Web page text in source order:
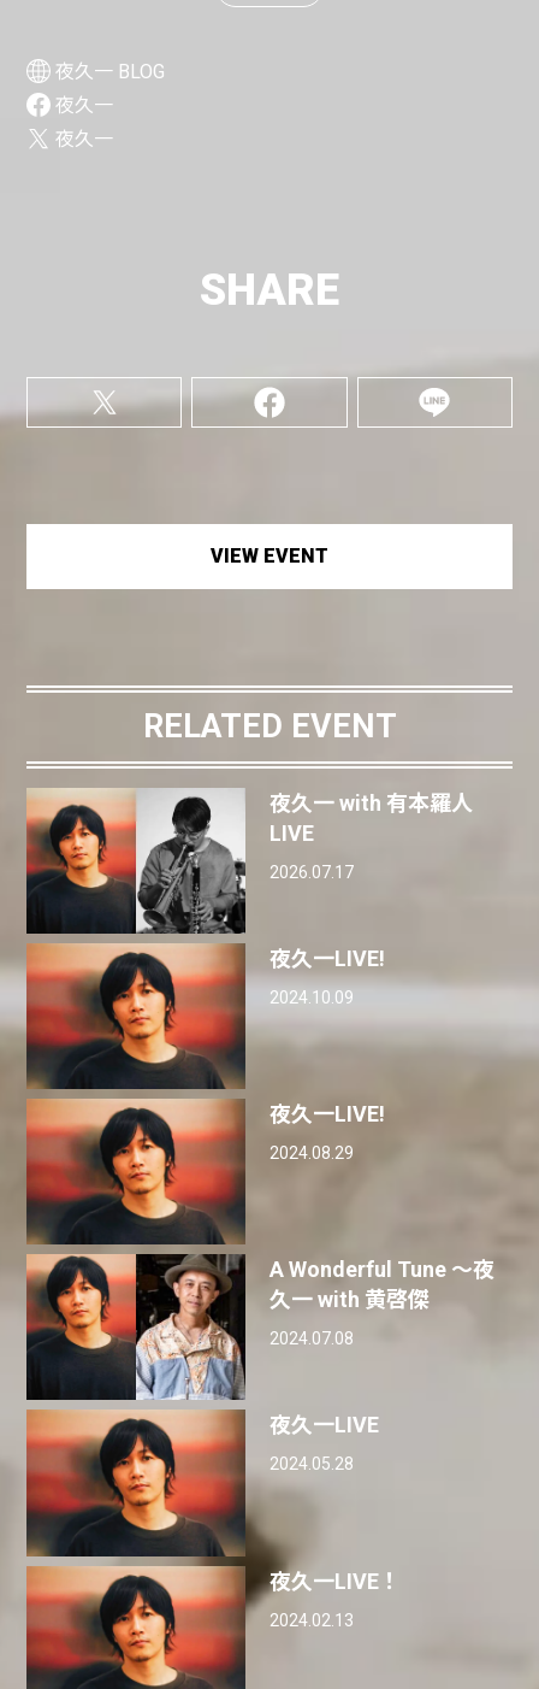
夜久一 BLOG
夜久一
夜久一
SHARE
VIEW EVENT
RELATED EVENT
夜久一 with 有本羅人
LIVE
2026.07.17
夜久一LIVE!
2024.10.09
夜久一LIVE!
2024.08.29
A Wonderful Tune 〜夜
久一 with 黄啓傑
2024.07.08
夜久一LIVE
2024.05.28
夜久一LIVE！
2024.02.13